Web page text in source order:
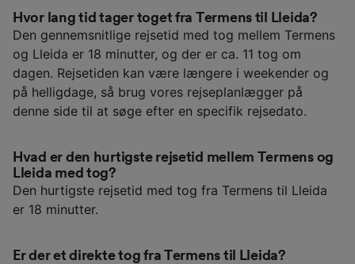
Hvor lang tid tager toget fra Termens til Lleida?
Den gennemsnitlige rejsetid med tog mellem Termens
og Lleida er 18 minutter, og der er ca. 11 tog om
dagen. Rejsetiden kan være længere i weekender og
på helligdage, så brug vores rejseplanlægger på
denne side til at søge efter en specifik rejsedato.
Hvad er den hurtigste rejsetid mellem Termens og
Lleida med tog?
Den hurtigste rejsetid med tog fra Termens til Lleida
er 18 minutter.
Er der et direkte tog fra Termens til Lleida?